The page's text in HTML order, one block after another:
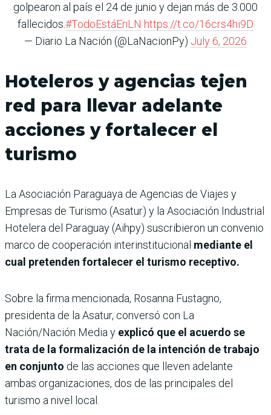
golpearon al país el 24 de junio y dejan más de 3.000
fallecidos.#TodoEstáEnLN https://t.co/16crs4hi9D
— Diario La Nación (@LaNacionPy) July 6, 2026
Hoteleros y agencias tejen
red para llevar adelante
acciones y fortalecer el
turismo
La Asociación Paraguaya de Agencias de Viajes y
Empresas de Turismo (Asatur) y la Asociación Industrial
Hotelera del Paraguay (Aihpy) suscribieron un convenio
marco de cooperación interinstitucional mediante el
cual pretenden fortalecer el turismo receptivo.
Sobre la firma mencionada, Rosanna Fustagno,
presidenta de la Asatur, conversó con La
Nación/Nación Media y explicó que el acuerdo se
trata de la formalización de la intención de trabajo
en conjunto de las acciones que lleven adelante
ambas organizaciones, dos de las principales del
turismo a nivel local.